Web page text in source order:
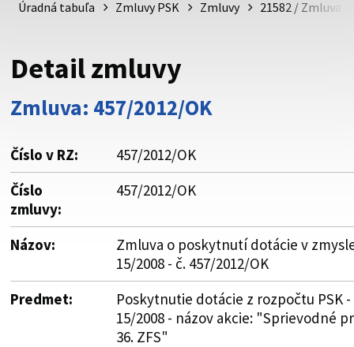
Buďte pozorní a vždy sa uistite, že zdieľate informácie iba
cez zabezpečenú webovú stránku. Zabezpečená stránka
vždy začína https:// pred názvom domény webového sídla.
Úradná tabuľa Zmluvy PSK Zmluvy 21582 / Zmluva
Detail zmluvy
Zmluva: 457/2012/OK
Číslo v RZ:
457/2012/OK
Číslo
zmluvy:
457/2012/OK
Názov:
Zmluva o poskytnutí dotácie v
15/2008 - č. 457/2012/OK
Predmet:
Poskytnutie dotácie z rozpočtu PSK -
15/2008 - názov akcie: "Sprievodné
36. ZFS"